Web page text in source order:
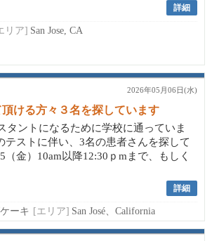
詳細
リア] San Jose, CA
2026年05月06日(水)
ける方々３名を探しています
タントになるために学校に通っていま
テストに伴い、3名の患者さんを探して
（金）10am以降12:30ｐmまで、もしく
詳細
ーキ [エリア] San José、California